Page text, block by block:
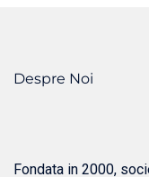
Despre Noi
Fondata in 2000,